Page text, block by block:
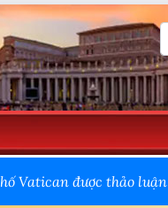
Vatican được thảo luận